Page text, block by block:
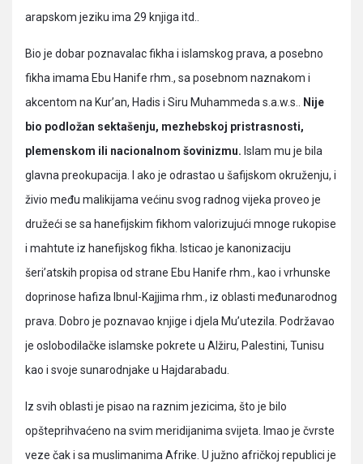
arapskom jeziku ima 29 knjiga itd..
Bio je dobar poznavalac fikha i islamskog prava, a posebno
fikha imama Ebu Hanife rhm., sa posebnom naznakom i
akcentom na Kur’an, Hadis i Siru Muhammeda s.a.w.s..
Nije
bio podložan sektašenju, mezhebskoj pristrasnosti,
plemenskom ili nacionalnom šovinizmu. Islam mu je bila
glavna preokupacija. I ako je odrastao u šafijskom okruženju, i
živio među malikijama većinu svog radnog vijeka proveo je
družeći se sa hanefijskim fikhom valorizujući mnoge rukopise
i mahtute iz hanefijskog fikha. Isticao je kanonizaciju
šeri’atskih propisa od strane Ebu Hanife rhm., kao i vrhunske
doprinose hafiza Ibnul-Kajjima rhm., iz oblasti međunarodnog
prava. Dobro je poznavao knjige i djela Mu’utezila. Podržavao
je oslobodilačke islamske pokrete u Alžiru, Palestini, Tunisu
kao i svoje sunarodnjake u Hajdarabadu.
Iz svih oblasti je pisao na raznim jezicima, što je bilo
opšteprihvaćeno na svim meridijanima svijeta. Imao je čvrste
veze čak i sa muslimanima Afrike. U južno afričkoj republici je